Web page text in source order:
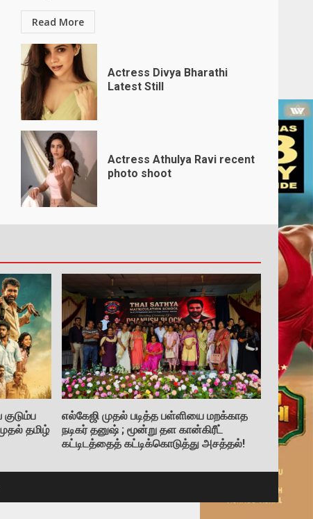
Read More
Actress Divya Bharathi
Latest Still
Actress Athulya Ravi recent
photo shoot
தமிழ்
எல்கேஜி முதல் படித்த பள்ளியை மறக்காத
நடிகர் தனுஷ் ; மூன்று தள கான்கிரீட்
கட்டிடத்தைத் கட்டிக்கொடுத்து அசத்தல்!